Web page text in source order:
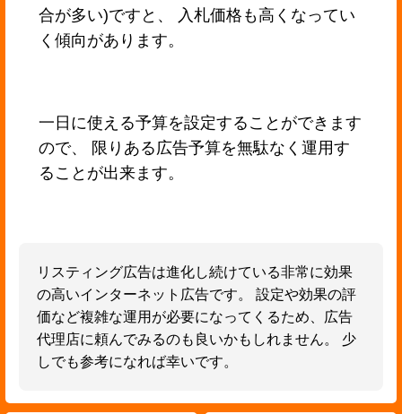
合が多い)ですと、 入札価格も高くなってい
く傾向があります。
一日に使える予算を設定することができます
ので、 限りある広告予算を無駄なく運用す
ることが出来ます。
リスティング広告は進化し続けている非常に効果
の高いインターネット広告です。 設定や効果の評
価など複雑な運用が必要になってくるため、広告
代理店に頼んでみるのも良いかもしれません。 少
しでも参考になれば幸いです。